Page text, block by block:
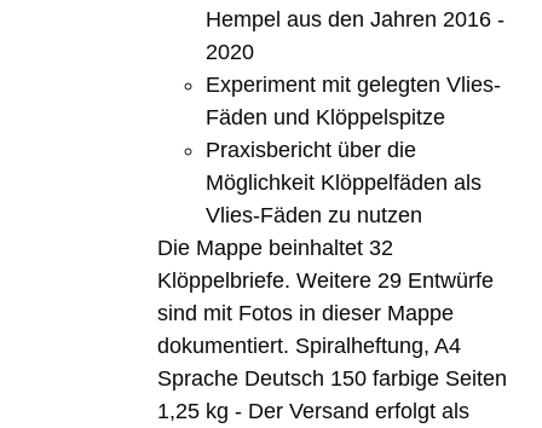
Hempel aus den Jahren 2016 -
2020
Experiment mit gelegten Vlies-
Fäden und Klöppelspitze
Praxisbericht über die
Möglichkeit Klöppelfäden als
Vlies-Fäden zu nutzen
Die Mappe beinhaltet 32
Klöppelbriefe. Weitere 29 Entwürfe
sind mit Fotos in dieser Mappe
dokumentiert. Spiralheftung, A4
Sprache Deutsch 150 farbige Seiten
1,25 kg - Der Versand erfolgt als